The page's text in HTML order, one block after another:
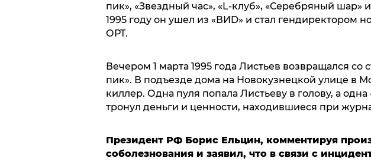
пик», «Звездный час», «L-клуб», «Серебряный шар»
1995 году он ушел из «ВИD» и стал гендиректором
ОРТ.
Вечером 1 марта 1995 года Листьев возвращался со
пик». В подъезде дома на Новокузнецкой улице в
киллер. Одна пуля попала Листьеву в голову, а одна
тронул деньги и ценности, находившиеся при
Президент РФ Борис Ельцин, комментируя
соболезнования и заявил, что в связи с